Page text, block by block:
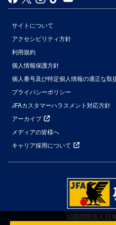
サイトについて
アクセシビリティ方針
利用規約
個人情報保護方針
個人番号及び特定個人情報の適正な取
プライバシーポリシー
JFAカスタマーハラスメント対応方針
アーカイブ
メディアの皆様へ
キャリア採用について